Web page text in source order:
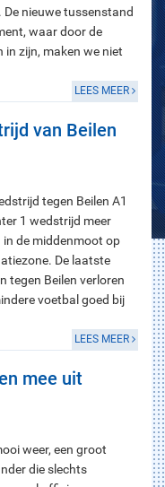
nieuwe tussenstand
waar door de
zijn, maken we niet
LEES MEER
van Beilen
tegen Beilen A1
1 wedstrijd meer
in de middenmoot op
De laatste
tegen Beilen verloren
voetbal goed bij
LEES MEER
mee uit
weer, een groot
die slechts